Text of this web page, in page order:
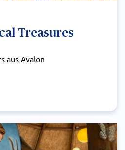
Treasures
aus Avalon